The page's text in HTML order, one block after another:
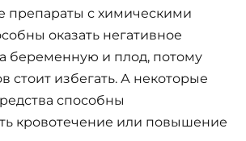
препараты с химическими
оказать негативное
беременную и плод, потому
стоит избегать. А некоторые
способны
кровотечение или повышение